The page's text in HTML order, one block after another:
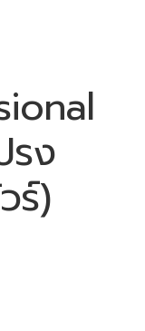
รง
ร์)